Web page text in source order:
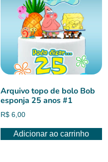
Arquivo topo de bolo Bob
esponja 25 anos #1
R$ 6,00
Adicionar ao carrinho